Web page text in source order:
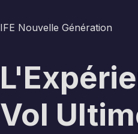
IFE Nouvelle Génération
Vol